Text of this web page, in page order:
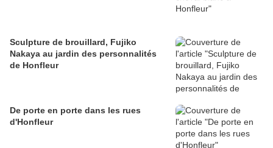
Sculpture de brouillard, Fujiko
Nakaya au jardin des personnalités
de Honfleur
De porte en porte dans les rues
d'Honfleur